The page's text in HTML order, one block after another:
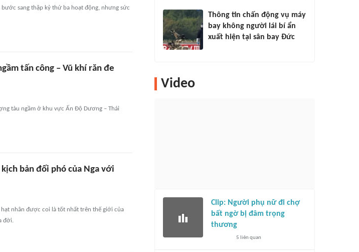
sang thập kỷ thứ ba hoạt động, nhưng sức
tấn công – Vũ khí răn đe
tàu ngầm ở khu vực Ấn Độ Dương – Thái
bản đối phó của Nga với
hạt nhân được coi là tốt nhất trên thế giới của
đời.
Thông tin chấn động vụ máy
bay không người lái bí ẩn
xuất hiện tại sân bay Đức
Video
Clip: Người phụ nữ đi chợ
bất ngờ bị đâm trọng
thương
5 liên quan